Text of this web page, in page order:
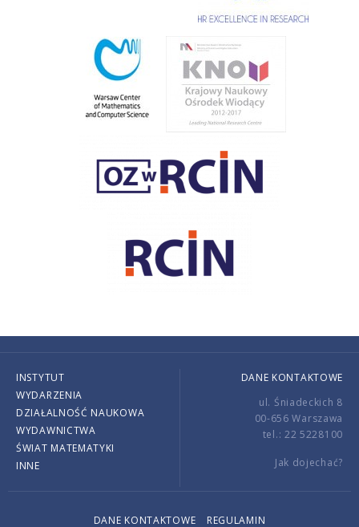
INSTYTUT
WYDARZENIA
DZIAŁALNOŚĆ NAUKOWA
WYDAWNICTWA
ŚWIAT MATEMATYKI
INNE
DANE KONTAKTOWE
ul. Śniadeckich 8
00-656 Warszawa
tel.: 22 5228100
Jak dojechać?
DANE KONTAKTOWE REGULAMIN